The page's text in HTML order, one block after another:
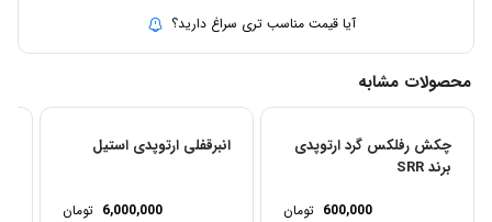
آیا قیمت مناسب تری سراغ دارید؟
محصولات مشابه
چکش رفلکس گرد ارتوپدی
برند SRR
600,000 تومان
انبرقفلی ارتوپدی استیل
6,000,000 تومان